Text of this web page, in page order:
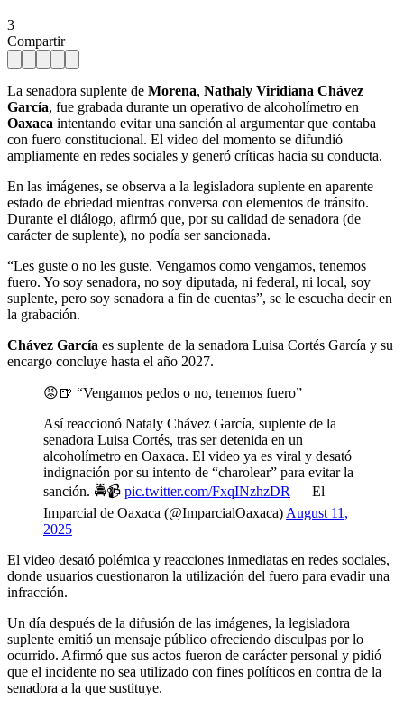
3
Compartir
La senadora suplente de Morena, Nathaly Viridiana Chávez
García, fue grabada durante un operativo de alcoholímetro en
Oaxaca intentando evitar una sanción al argumentar que contaba
con fuero constitucional. El video del momento se difundió
ampliamente en redes sociales y generó críticas hacia su conducta.
En las imágenes, se observa a la legisladora suplente en aparente
estado de ebriedad mientras conversa con elementos de tránsito.
Durante el diálogo, afirmó que, por su calidad de senadora (de
carácter de suplente), no podía ser sancionada.
“Les guste o no les guste. Vengamos como vengamos, tenemos
fuero. Yo soy senadora, no soy diputada, ni federal, ni local, soy
suplente, pero soy senadora a fin de cuentas”, se le escucha decir en
la grabación.
Chávez García es suplente de la senadora Luisa Cortés García y su
encargo concluye hasta el año 2027.
😡🍺 “Vengamos pedos o no, tenemos fuero”
Así reaccionó Nataly Chávez García, suplente de la
senadora Luisa Cortés, tras ser detenida en un
alcoholímetro en Oaxaca. El video ya es viral y desató
indignación por su intento de “charolear” para evitar la
sanción. 🚔📹 pic.twitter.com/FxqINzhzDR — El
Imparcial de Oaxaca (@ImparcialOaxaca) August 11,
2025
El video desató polémica y reacciones inmediatas en redes sociales,
donde usuarios cuestionaron la utilización del fuero para evadir una
infracción.
Un día después de la difusión de las imágenes, la legisladora
suplente emitió un mensaje público ofreciendo disculpas por lo
ocurrido. Afirmó que sus actos fueron de carácter personal y pidió
que el incidente no sea utilizado con fines políticos en contra de la
senadora a la que sustituye.